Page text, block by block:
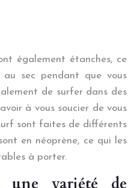
également étanches, ce
sec pendant que vous
de surfer dans des
à vous soucier de vous
sont faites de différents
en néoprène, ce qui les
à porter.
une variété de